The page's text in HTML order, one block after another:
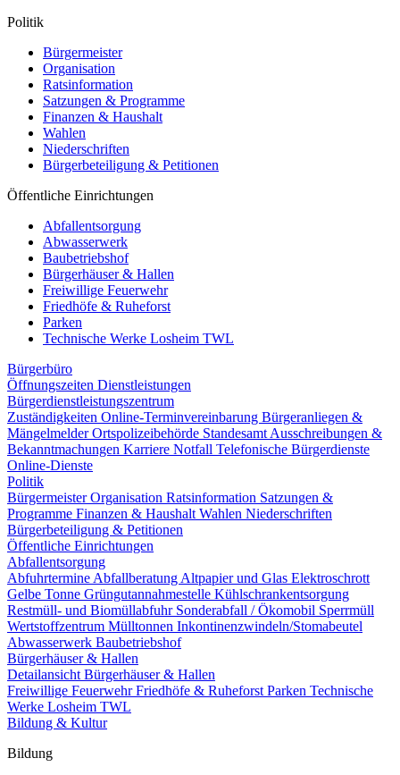
Politik
Bürgermeister
Organisation
Ratsinformation
Satzungen & Programme
Finanzen & Haushalt
Wahlen
Niederschriften
Bürgerbeteiligung & Petitionen
Öffentliche Einrichtungen
Abfallentsorgung
Abwasserwerk
Baubetriebshof
Bürgerhäuser & Hallen
Freiwillige Feuerwehr
Friedhöfe & Ruheforst
Parken
Technische Werke Losheim TWL
Bürgerbüro
Öffnungszeiten Dienstleistungen
Bürgerdienstleistungszentrum
Zuständigkeiten Online-Terminvereinbarung Bürgeranliegen &
MängelmelderOrtspolizeibehörde Standesamt Ausschreibungen &
Bekanntmachungen Karriere Notfall Telefonische Bürgerdienste
Online-Dienste
Politik
BürgermeisterOrganisation Ratsinformation Satzungen &
Programme Finanzen & Haushalt Wahlen Niederschriften
Bürgerbeteiligung & Petitionen
Öffentliche Einrichtungen
Abfallentsorgung
Abfuhrtermine Abfallberatung Altpapier und Glas Elektroschrott
Gelbe Tonne Grüngutannahmestelle Kühlschrankentsorgung
Restmüll- und Biomüllabfuhr Sonderabfall / Ökomobil Sperrmüll
Wertstoffzentrum Mülltonnen Inkontinenzwindeln/Stomabeutel
Abwasserwerk Baubetriebshof
Bürgerhäuser & Hallen
Detailansicht Bürgerhäuser & Hallen
Freiwillige FeuerwehrFriedhöfe & Ruheforst Parken Technische
Werke Losheim TWL
Bildung & Kultur
Bildung